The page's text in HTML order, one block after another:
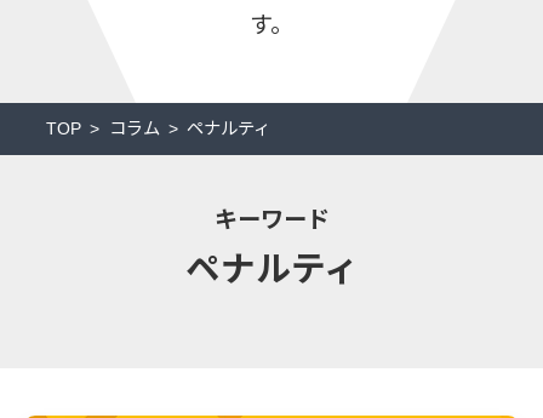
す。
TOP コラム ペナルティ
キーワード
ペナルティ